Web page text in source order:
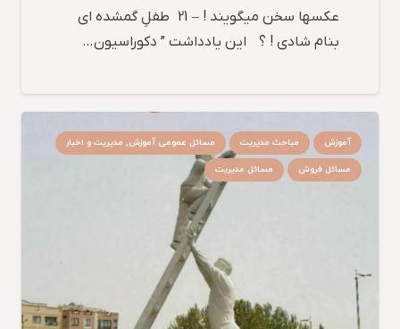
عکسها سخن میگویند ! – 21 طفلِ گمشده ای
بنام شادی ! ؟ این یادداشت ” دکوراسیون…
آموزش مباحث مدیریت
مسائل عمومی آموزش, مدیریت و اخبار
مسائل فروش
مسائل مدیریت